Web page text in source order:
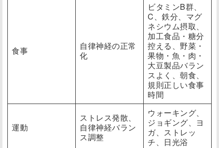
食事
自律神経の正常
化
ビタミンB群、
C、鉄分、マグ
ネシウム摂取、
加工食品・糖分
控える、野菜・
果物・魚・肉・
大豆製品バラン
スよく、朝食、
規則正しい食事
時間
運動
ストレス発散、
自律神経バラン
ス調整
ウォーキング、
ジョギング、ヨ
ガ、ストレッ
チ、日光浴